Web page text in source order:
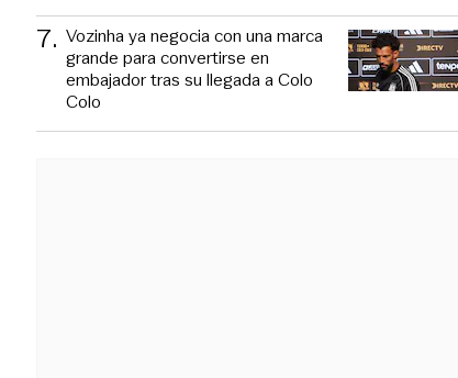
7. Vozinha ya negocia con una marca
grande para convertirse en
embajador tras su llegada a Colo
Colo